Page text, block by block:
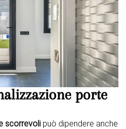
porte
scorrevoli può dipendere anche